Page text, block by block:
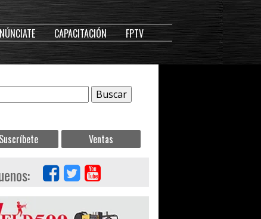
CAPACITACIÓN FPTV
Suscríbete Ventas